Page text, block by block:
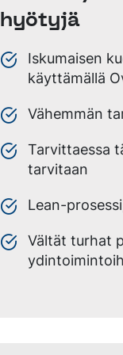
hyötyjä
Iskumaisen
käyttämällä
Vähemmän
Tarvittaessa
tarvitaan
Lean-
Vältät turhat